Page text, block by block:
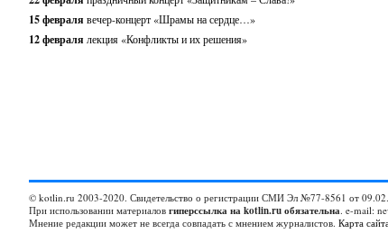
15 февраля вечер-концерт «Шрамы на сердце…»
12 февраля лекция «Конфликты и их решения»
© kotlin.ru 2003-2020. Свидетельство о регистрации СМИ Эл №77-8561 от
При использовании материалов гиперссылка на kotlin.ru обязательна. e-mail:
Мнение редакции может не всегда совпадать с мнением журналистов. Карта